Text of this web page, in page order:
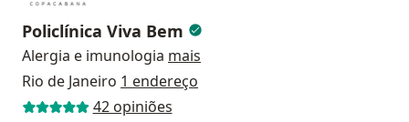
Policlínica Viva Bem
Alergia e imunologia mais
Rio de Janeiro 1 endereço
42 opiniões